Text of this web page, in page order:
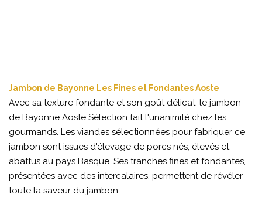
Jambon de Bayonne Les Fines et Fondantes Aoste
Avec sa texture fondante et son goût délicat, le jambon
de Bayonne Aoste Sélection fait l'unanimité chez les
gourmands. Les viandes sélectionnées pour fabriquer ce
jambon sont issues d'élevage de porcs nés, élevés et
abattus au pays Basque. Ses tranches fines et fondantes,
présentées avec des intercalaires, permettent de révéler
toute la saveur du jambon.